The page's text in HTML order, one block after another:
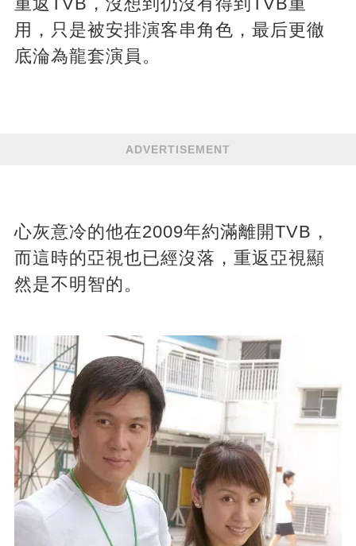
用，只是被安排演客串角色，最后更徹
底淪為龍套演員。
ADVERTISEMENT
心灰意冷的他在2009年約滿離開TVB，
而這時的亞視也已經沒落，重返亞視顯
然是不明智的。